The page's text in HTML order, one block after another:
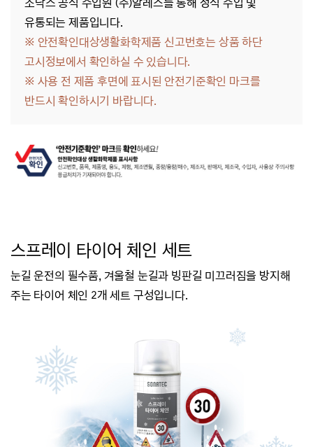
소낙스 공식 수입원 (주)알레스를 통해 정식 수입 및
유통되는 제품입니다.
※ 안전확인대상생활화학제품 신고번호는 상품 하단
고시정보에서 확인하실 수 있습니다.
※ 사용 전 제품 후면에 표시된 안전기준확인 마크를
반드시 확인하시기 바랍니다.
스프레이 타이어 체인 세트
눈길 운전의 필수품, 겨울철 눈길과 빙판길 미끄러짐을 방지해
주는 타이어 체인 2개 세트 구성입니다.